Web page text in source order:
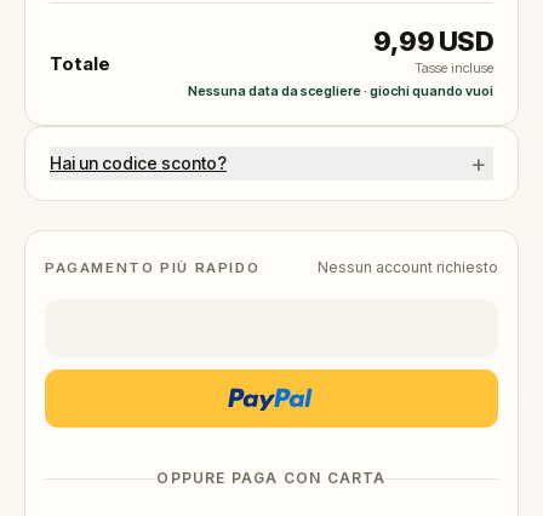
PAGAMENTO PIÙ RAPIDO Nessun account richiesto
OPPURE PAGA CON CARTA
Totale
9,99 USD
Tasse incluse
Nessuna data da scegliere · giochi quando vuoi
Hai un codice sconto? +